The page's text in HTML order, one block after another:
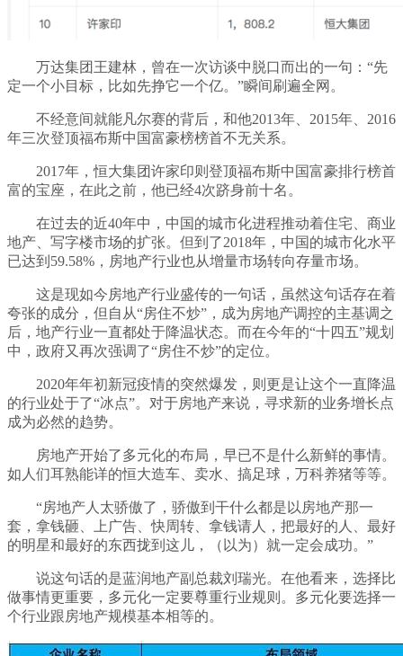
万达集团王建林，曾在一次访谈中脱口而出的一句：“先
定一个小目标，比如先挣它一个亿。”瞬间刷遍全网。
不经意间就能凡尔赛的背后，和他2013年、2015年、2016
年三次登顶福布斯中国富豪榜榜首不无关系。
2017年，恒大集团许家印则登顶福布斯中国富豪排行榜首
富的宝座，在此之前，他已经4次跻身前十名。
在过去的近40年中，中国的城市化进程推动着住宅、商业
地产、写字楼市场的扩张。但到了2018年，中国的城市化水平
已达到59.58%，房地产行业也从增量市场转向存量市场。
这是现如今房地产行业盛传的一句话，虽然这句话存在着
夸张的成分，但自从“房住不炒”，成为房地产调控的主基调之
后，地产行业一直都处于降温状态。而在今年的“十四五”规划
中，政府又再次强调了“房住不炒”的定位。
2020年年初新冠疫情的突然爆发，则更是让这个一直降温
的行业处于了“冰点”。对于房地产来说，寻求新的业务增长点
成为必然的趋势。
房地产开始了多元化的布局，早已不是什么新鲜的事情。
如人们耳熟能详的恒大造车、卖水、搞足球，万科养猪等等。
“房地产人太骄傲了，骄傲到干什么都是以房地产那一
套，拿钱砸、上广告、快周转、拿钱请人，把最好的人、最好
的明星和最好的东西拢到这儿，（以为）就一定会成功。”
说这句话的是蓝润地产副总裁刘瑞光。在他看来，选择比
做事情更重要，多元化一定要尊重行业规则。多元化要选择一
个行业跟房地产规模基本相等的。